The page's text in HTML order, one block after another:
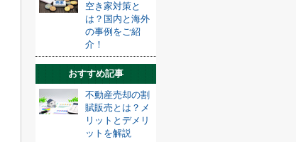
空き家対策と
は？国内と海外
の事例をご紹
介！
おすすめ記事
不動産売却の割
賦販売とは？メ
リットとデメリ
ットを解説